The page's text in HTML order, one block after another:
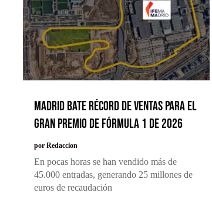
Madrid bate récord de ventas para el
Gran Premio de Fórmula 1 de 2026
por Redaccion
En pocas horas se han vendido más de
45.000 entradas, generando 25 millones de
euros de recaudación